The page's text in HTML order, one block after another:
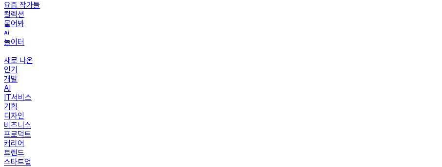
요즘 작가들
컬렉션
물어봐
놀이터
새로 나온
인기
개발
AI
IT서비스
기획
디자인
비즈니스
프로덕트
커리어
트렌드
스타트업